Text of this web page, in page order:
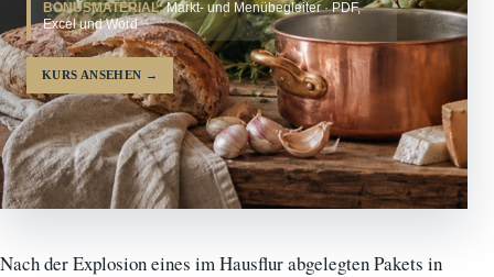
BONUSMATERIAL:Markt- und Menübegleiter · PDF,
Excel und Word
KURS ANSEHEN →
Nach der Explosion eines im Hausflur abgelegten Pakets in